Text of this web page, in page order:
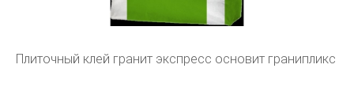
Плиточный клей гранит экспресс основит гранипликс